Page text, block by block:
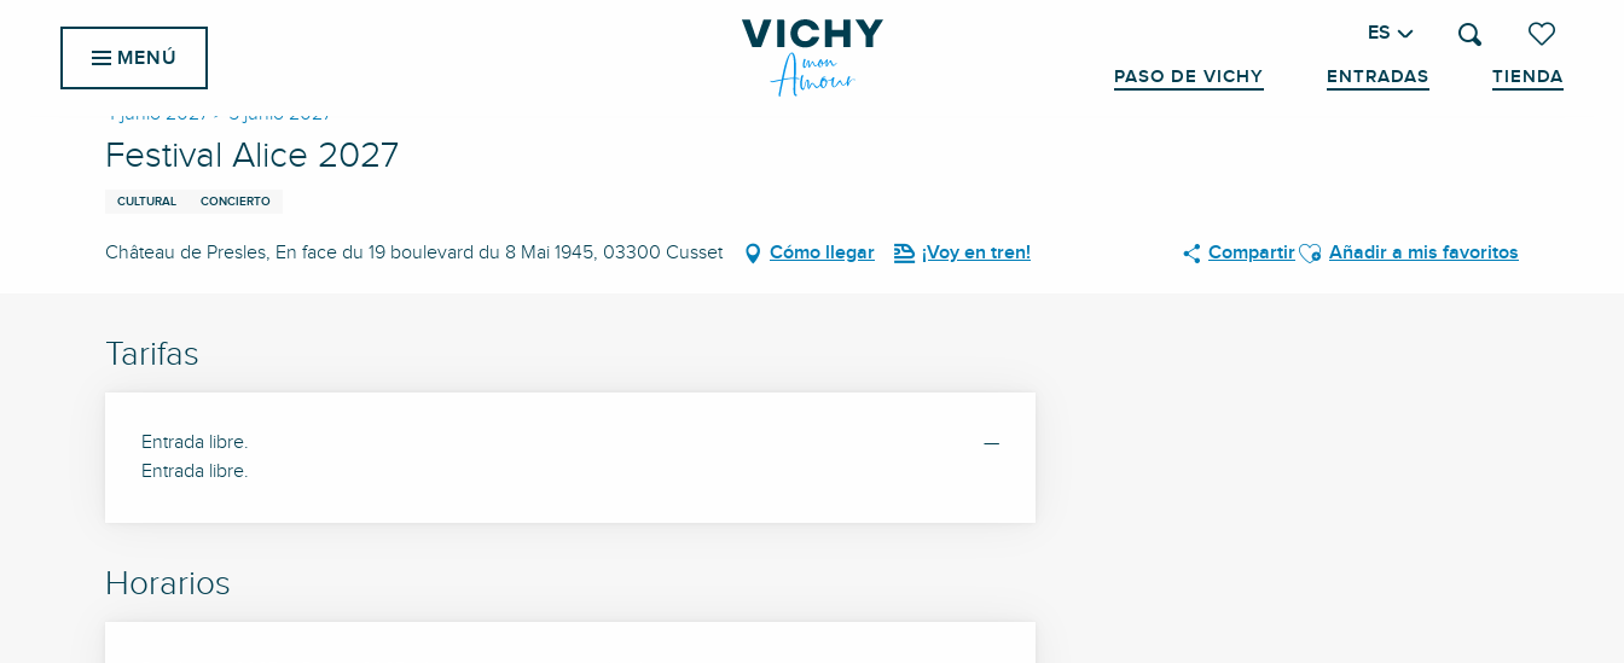
Voir les
Buscar
ES
PASO DE VICHY ENTRADAS TIENDA
MENÚ
Inicio Festival Alice 2027
4 junio 2027 > 5 junio 2027
Festival Alice 2027
CULTURAL CONCIERTO
Château de Presles, En face du 19 boulevard du 8 Mai 1945, 03300 Cusset Cómo llegar ¡Voy en tren! CompartirAjouter aux favoris
Añadir a mis favoritos
Tarifas
Entrada libre.
—
Entrada libre.
Horarios